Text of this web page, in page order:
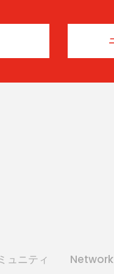
ュニティ Network